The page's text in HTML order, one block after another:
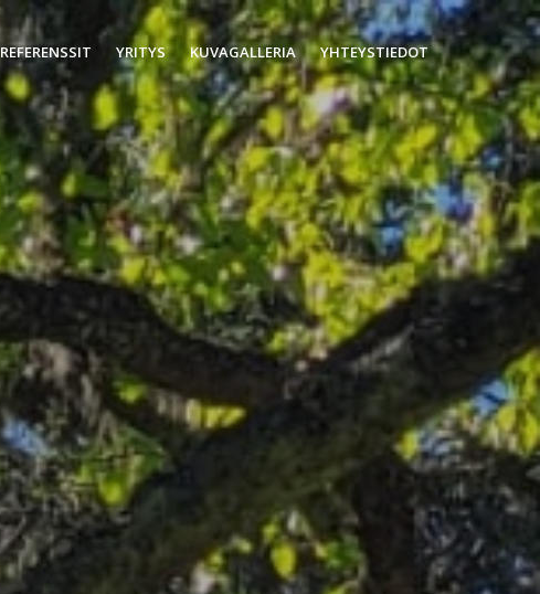
REFERENSSIT YRITYS KUVAGALLERIA YHTEYSTIEDOT